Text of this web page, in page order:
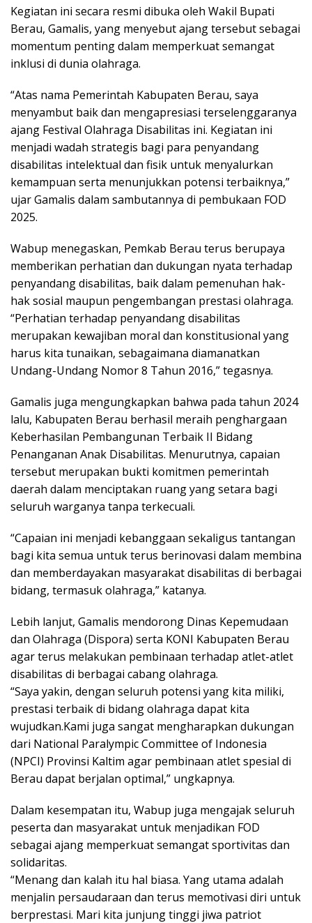
Kegiatan ini secara resmi dibuka oleh Wakil Bupati
Berau, Gamalis, yang menyebut ajang tersebut sebagai
momentum penting dalam memperkuat semangat
inklusi di dunia olahraga.
“Atas nama Pemerintah Kabupaten Berau, saya
menyambut baik dan mengapresiasi terselenggaranya
ajang Festival Olahraga Disabilitas ini. Kegiatan ini
menjadi wadah strategis bagi para penyandang
disabilitas intelektual dan fisik untuk menyalurkan
kemampuan serta menunjukkan potensi terbaiknya,”
ujar Gamalis dalam sambutannya di pembukaan FOD
2025.
Wabup menegaskan, Pemkab Berau terus berupaya
memberikan perhatian dan dukungan nyata terhadap
penyandang disabilitas, baik dalam pemenuhan hak-
hak sosial maupun pengembangan prestasi olahraga.
“Perhatian terhadap penyandang disabilitas
merupakan kewajiban moral dan konstitusional yang
harus kita tunaikan, sebagaimana diamanatkan
Undang-Undang Nomor 8 Tahun 2016,” tegasnya.
Gamalis juga mengungkapkan bahwa pada tahun 2024
lalu, Kabupaten Berau berhasil meraih penghargaan
Keberhasilan Pembangunan Terbaik II Bidang
Penanganan Anak Disabilitas. Menurutnya, capaian
tersebut merupakan bukti komitmen pemerintah
daerah dalam menciptakan ruang yang setara bagi
seluruh warganya tanpa terkecuali.
“Capaian ini menjadi kebanggaan sekaligus tantangan
bagi kita semua untuk terus berinovasi dalam membina
dan memberdayakan masyarakat disabilitas di berbagai
bidang, termasuk olahraga,” katanya.
Lebih lanjut, Gamalis mendorong Dinas Kepemudaan
dan Olahraga (Dispora) serta KONI Kabupaten Berau
agar terus melakukan pembinaan terhadap atlet-atlet
disabilitas di berbagai cabang olahraga.
“Saya yakin, dengan seluruh potensi yang kita miliki,
prestasi terbaik di bidang olahraga dapat kita
wujudkan.Kami juga sangat mengharapkan dukungan
dari National Paralympic Committee of Indonesia
(NPCI) Provinsi Kaltim agar pembinaan atlet spesial di
Berau dapat berjalan optimal,” ungkapnya.
Dalam kesempatan itu, Wabup juga mengajak seluruh
peserta dan masyarakat untuk menjadikan FOD
sebagai ajang memperkuat semangat sportivitas dan
solidaritas.
“Menang dan kalah itu hal biasa. Yang utama adalah
menjalin persaudaraan dan terus memotivasi diri untuk
berprestasi. Mari kita junjung tinggi jiwa patriot